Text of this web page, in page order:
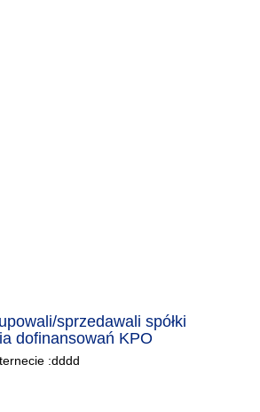
sprzedawali spółki
dofinansowań KPO
:dddd